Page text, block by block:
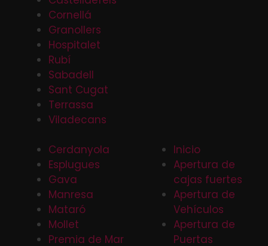
Cornellá
Granollers
Hospitalet
Rubí
Sabadell
Sant Cugat
Terrassa
Viladecans
Cerdanyola
Esplugues
Gava
Manresa
Mataró
Mollet
Premia de Mar
Inicio
Apertura de
cajas fuertes
Apertura de
Vehículos
Apertura de
Puertas